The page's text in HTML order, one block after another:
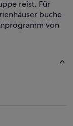
reist. Für
buche
von